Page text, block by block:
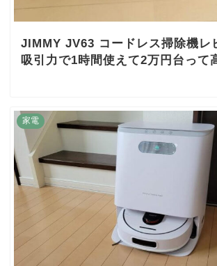
JIMMY JV63 コードレス掃除機レ
吸引力で1時間使えて2万円台って
家電